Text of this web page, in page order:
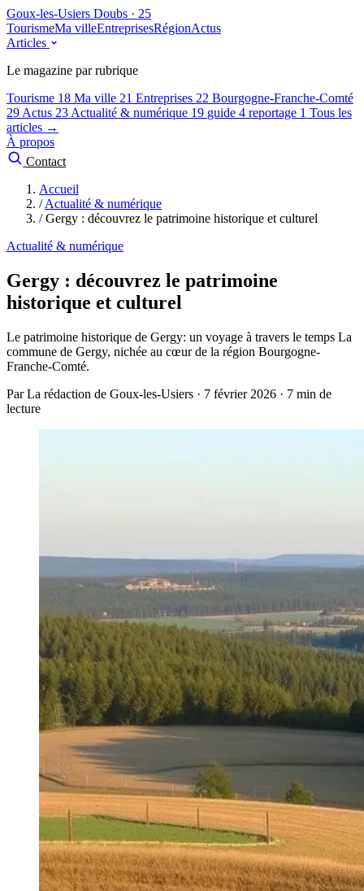
Goux-les-Usiers Doubs · 25
TourismeMa villeEntreprisesRégionActus
Articles
Le magazine par rubrique
Tourisme 18 Ma ville 21 Entreprises 22 Bourgogne-Franche-Comté
29 Actus 23 Actualité & numérique 19 guide 4 reportage 1 Tous les
articles →
À propos
Contact
Accueil
/ Actualité & numérique
/ Gergy : découvrez le patrimoine historique et culturel
Actualité & numérique
Gergy : découvrez le patrimoine
historique et culturel
Le patrimoine historique de Gergy: un voyage à travers le temps La
commune de Gergy, nichée au cœur de la région Bourgogne-
Franche-Comté.
Par La rédaction de Goux-les-Usiers · 7 février 2026 · 7 min de
lecture